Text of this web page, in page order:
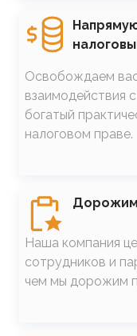
SVG
Освобождаем
взаимодействия
богатый
налоговом праве.
SVG Дорожим
Наша компания
сотрудников и
чем мы дорожим